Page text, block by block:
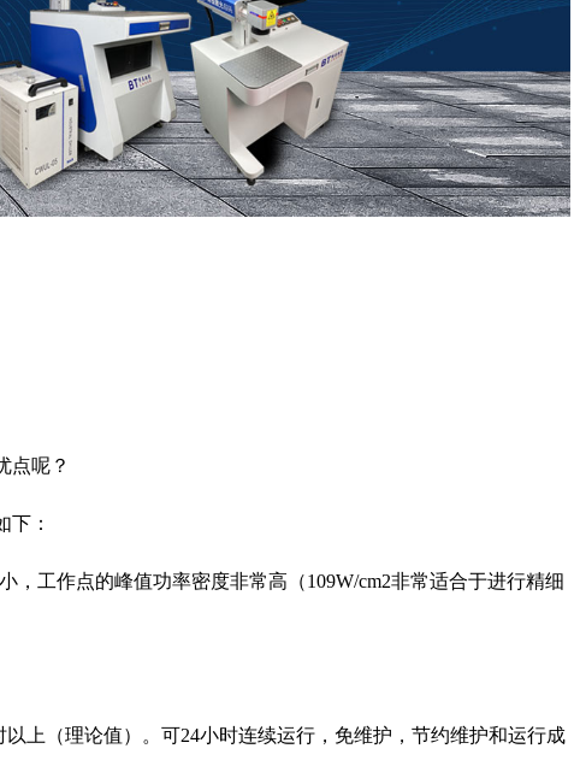
点呢？
下：
，工作点的峰值功率密度非常高（109W/cm2非常适合于进行精细
上（理论值）。可24小时连续运行，免维护，节约维护和运行成